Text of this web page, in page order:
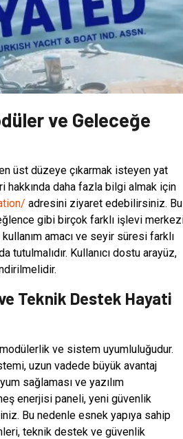
ve Geleceğe
üst düzeye çıkarmak isteyen yat
daha fazla bilgi almak için
adresini ziyaret edebilirsiniz. Bu
gibi birçok farklı işlevi
amacı ve seyir süresi farklı
Kullanıcı dostu arayüz,
Teknik Destek Hayati
ve sistem uyumluluğudur.
uzun vadede büyük avantaj
sağlaması ve yazılım
enerjisi paneli, yeni güvenlik
Bu nedenle esnek yapıya sahip
teknik destek ve güvenlik